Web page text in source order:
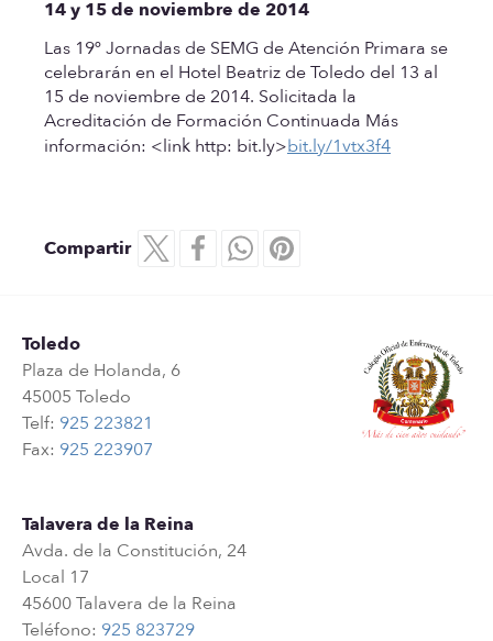
14 y 15 de noviembre de 2014
Las 19º Jornadas de SEMG de Atención Primara se
celebrarán en el Hotel Beatriz de Toledo del 13 al
15 de noviembre de 2014. Solicitada la
Acreditación de Formación Continuada Más
información: <link http: bit.ly>bit.ly/1vtx3f4
Compartir
Toledo
Plaza de Holanda, 6
45005 Toledo
Telf: 925 223821
Fax: 925 223907
Talavera de la Reina
Avda. de la Constitución, 24
Local 17
45600 Talavera de la Reina
Teléfono: 925 823729